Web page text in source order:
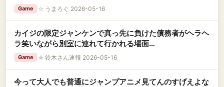
Game ☆ うまろぐ 2026-05-16
カイジの限定ジャンケンで真っ先に負けた債務者がヘラヘ
ラ笑いながら別室に連れて行かれる場面…
Game ★ 鈴木さん速報 2026-05-16
今って大人でも普通にジャンプアニメ見てんのすげえよな